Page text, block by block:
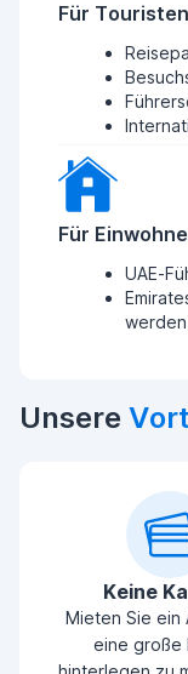
Für
Für
UAE-
Unsere
Keine
Mieten Sie ein
eine große